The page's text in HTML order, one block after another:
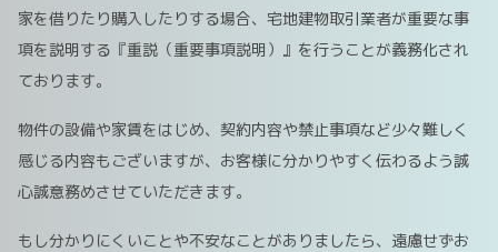
家を借りたり購入したりする場合、宅地建物取引業者が重要な事
項を説明する『重説（重要事項説明）』を行うことが義務化され
ております。
物件の設備や家賃をはじめ、契約内容や禁止事項など少々難しく
感じる内容もございますが、お客様に分かりやすく伝わるよう誠
心誠意務めさせていただきます。
もし分かりにくいことや不安なことがありましたら、遠慮せずお